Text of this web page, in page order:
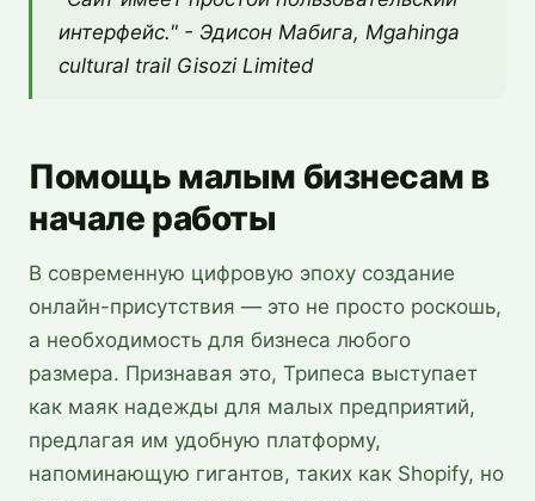
интерфейс." - Эдисон Мабига, Mgahinga
cultural trail Gisozi Limited
Помощь малым бизнесам в
начале работы
В современную цифровую эпоху создание
онлайн-присутствия — это не просто роскошь,
а необходимость для бизнеса любого
размера. Признавая это, Трипеса выступает
как маяк надежды для малых предприятий,
предлагая им удобную платформу,
напоминающую гигантов, таких как Shopify, но